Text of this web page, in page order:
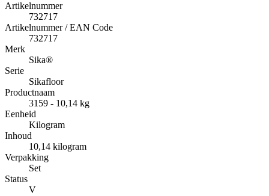
Artikelnummer
732717
Artikelnummer / EAN Code
732717
Merk
Sika®
Serie
Sikafloor
Productnaam
3159 - 10,14 kg
Eenheid
Kilogram
Inhoud
10,14 kilogram
Verpakking
Set
Status
V